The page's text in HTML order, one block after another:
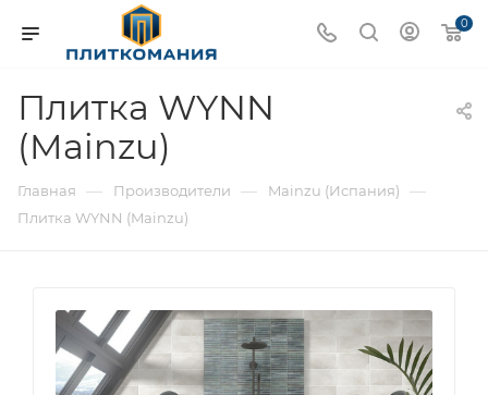
0
Плитка WYNN
(Mainzu)
Главная — Производители — Mainzu (Испания) —
Плитка WYNN (Mainzu)